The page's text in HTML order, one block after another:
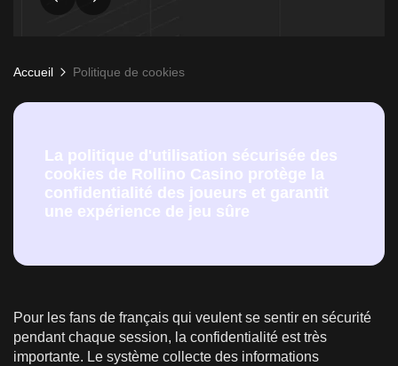
Accueil Politique de cookies
La politique d'utilisation sécurisée des
cookies de Rollino Casino protège la
confidentialité des joueurs et garantit
une expérience de jeu sûre
Pour les fans de français qui veulent se sentir en sécurité
pendant chaque session, la confidentialité est très
importante. Le système collecte des informations